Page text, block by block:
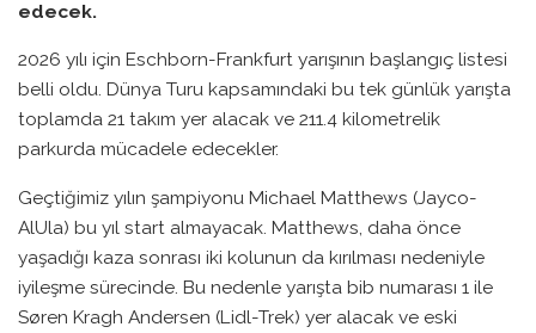
edecek.
2026 yılı için Eschborn-Frankfurt yarışının başlangıç listesi
belli oldu. Dünya Turu kapsamındaki bu tek günlük yarışta
toplamda 21 takım yer alacak ve 211.4 kilometrelik
parkurda mücadele edecekler.
Geçtiğimiz yılın şampiyonu Michael Matthews (Jayco-
AlUla) bu yıl start almayacak. Matthews, daha önce
yaşadığı kaza sonrası iki kolunun da kırılması nedeniyle
iyileşme sürecinde. Bu nedenle yarışta bib numarası 1 ile
Søren Kragh Andersen (Lidl-Trek) yer alacak ve eski